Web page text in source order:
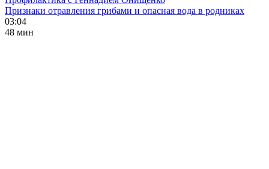
Признаки отравления грибами и опасная вода в родниках
03:04
48 мин